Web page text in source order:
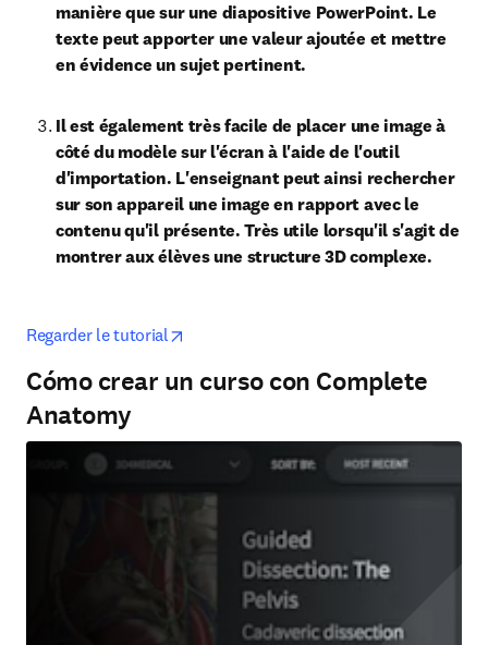
manière que sur une diapositive PowerPoint. Le
texte peut apporter une valeur ajoutée et mettre
en évidence un sujet pertinent.
Il est également très facile de placer une image à
côté du modèle sur l'écran à l'aide de l'outil
d'importation. L'enseignant peut ainsi rechercher
sur son appareil une image en rapport avec le
contenu qu'il présente. Très utile lorsqu'il s'agit de
montrer aux élèves une structure 3D complexe.
Regarder le tutorial
Cómo crear un curso con Complete
Anatomy